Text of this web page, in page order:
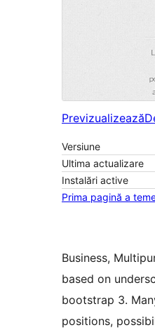
Previzualizează
Versiune
Ultima actualizare
Instalări active
Prima pagină a
Business,
based on
bootstrap 3.
positions,